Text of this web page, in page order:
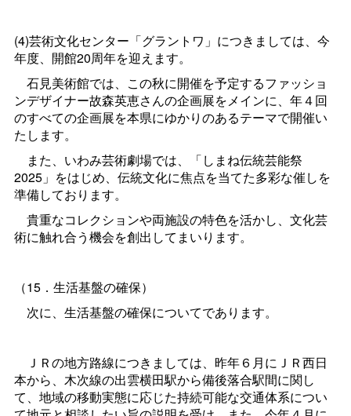
(4)芸術文化センター「グラントワ」につきましては、今
年度、開館20周年を迎えます。
石見美術館では、この秋に開催を予定するファッショ
ンデザイナー故森英恵さんの企画展をメインに、年４回
のすべての企画展を本県にゆかりのあるテーマで開催い
たします。
また、いわみ芸術劇場では、「しまね伝統芸能祭
2025」をはじめ、伝統文化に焦点を当てた多彩な催しを
準備しております。
貴重なコレクションや両施設の特色を活かし、文化芸
術に触れ合う機会を創出してまいります。
（15．生活基盤の確保）
次に、生活基盤の確保についてであります。
ＪＲの地方路線につきましては、昨年６月にＪＲ西日
本から、木次線の出雲横田駅から備後落合駅間に関し
て、地域の移動実態に応じた持続可能な交通体系につい